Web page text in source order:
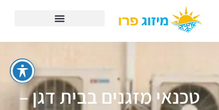
טכנאי מזגנים בבית דגן –